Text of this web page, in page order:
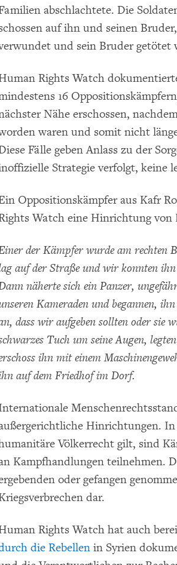
abschlachtete. Die
auf ihn und seinen
und sein Bruder getötet
Rights Watch
16
Nähe erschossen,
waren und somit nicht
Fälle geben Anlass zu der
Strategie verfolgt, keine
Oppositionskämpfer aus Kafr
Watch eine Hinrichtung
der Kämpfer wurde am rechten
auf der Straße und wir konnten
näherte sich ein Panzer,
Kameraden und begannen,
dass wir aufgeben sollten oder sie
Tuch um seine Augen,
ihn mit einem
auf dem Friedhof im Dorf.
Hinrichtungen.
Völkerrecht gilt, sind
Kampfhandlungen teilnehmen.
oder gefangen
dar.
Rights Watch hat auch
die Rebellen in Syrien